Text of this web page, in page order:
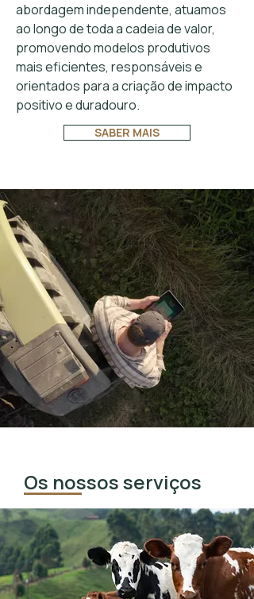
abordagem independente, atuamos
ao longo de toda a cadeia de valor,
promovendo modelos produtivos
mais eficientes, responsáveis e
orientados para a criação de impacto
positivo e duradouro.
SABER MAIS
Os nossos serviços